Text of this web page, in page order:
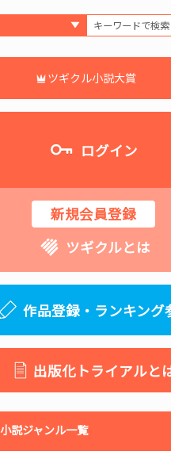
ツギクル小説大賞
ログイン
新規会員登録
ツギクルとは
作品登録・ランキング
出版化トライアルと
小説ジャンル一覧